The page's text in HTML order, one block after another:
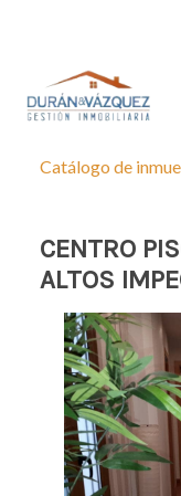
Catálogo de
CENTRO
ALTOS